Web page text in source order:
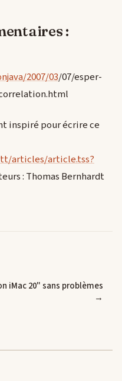
:
2007/03/07/esper-
inspiré pour écrire ce
articles/article.tss?
: Thomas Bernhardt
iMac 20" sans problèmes
→